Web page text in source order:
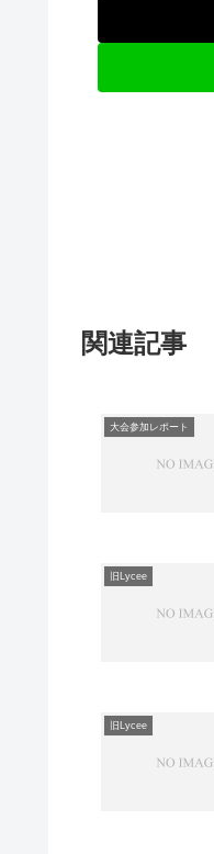
関連記事
大会参加レポート
旧Lycee
旧Lycee